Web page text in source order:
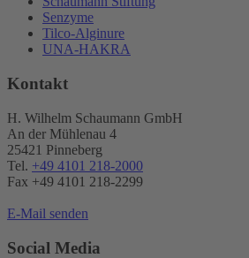
Senzyme
Tilco-Alginure
UNA-HAKRA
Kontakt
H. Wilhelm Schaumann GmbH
An der Mühlenau 4
25421 Pinneberg
Tel. +49 4101 218-2000
Fax +49 4101 218​-2299
E-Mail senden
Social Media